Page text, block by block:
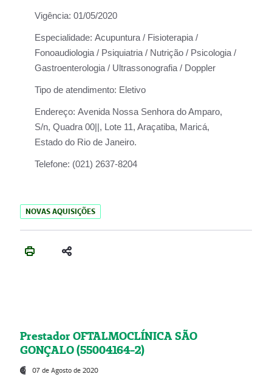
Vigência: 01/05/2020
Especialidade: Acupuntura / Fisioterapia /
Fonoaudiologia / Psiquiatria / Nutrição / Psicologia /
Gastroenterologia / Ultrassonografia / Doppler
Tipo de atendimento: Eletivo
Endereço: Avenida Nossa Senhora do Amparo,
S/n, Quadra 00||, Lote 11, Araçatiba, Maricá,
Estado do Rio de Janeiro.
Telefone: (021) 2637-8204
NOVAS AQUISIÇÕES
Prestador OFTALMOCLÍNICA SÃO
GONÇALO (55004164-2)
07 de Agosto de 2020